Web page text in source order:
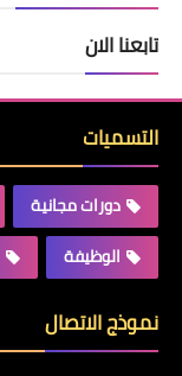
تابعنا الان
التسميات
دورات مجانية
الوظيفة
نموذج الاتصال